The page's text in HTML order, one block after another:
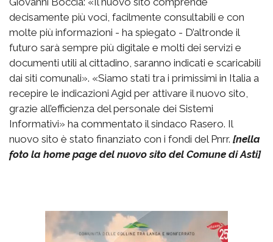
decisamente più voci, facilmente consultabili e con
molte più informazioni - ha spiegato - D’altronde il
futuro sarà sempre più digitale e molti dei servizi e
documenti utili al cittadino, saranno indicati e scaricabili
dai siti comunali». «Siamo stati tra i primissimi in Italia a
recepire le indicazioni Agid per attivare il nuovo sito,
grazie all’efficienza del personale dei Sistemi
Informativi» ha commentato il sindaco Rasero. Il
nuovo sito è stato finanziato con i fondi del Pnrr. [nella
foto la home page del nuovo sito del Comune di Asti]